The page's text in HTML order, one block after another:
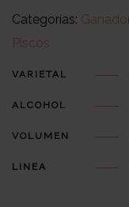
Categorías:
Piscos
VARIETAL
ALCOHOL
VOLUMEN
LINEA